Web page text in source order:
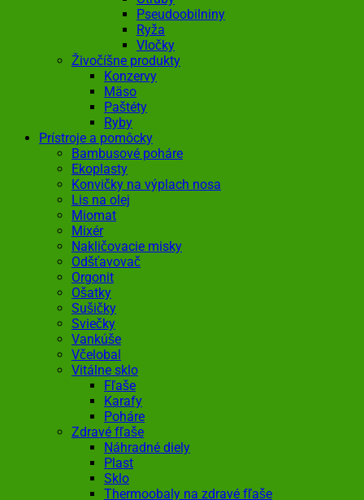
Pseudoobilniny
Ryža
Vločky
Živočíšne produkty
Konzervy
Mäso
Paštéty
Ryby
Prístroje a pomôcky
Bambusové poháre
Ekoplasty
Konvičky na výplach nosa
Lis na olej
Miomat
Mixér
Nakličovacie misky
Odšťavovač
Orgonit
Ošatky
Sušičky
Sviečky
Vankúše
Včelobal
Vitálne sklo
Fľaše
Karafy
Poháre
Zdravé fľaše
Náhradné diely
Plast
Sklo
Thermoobaly na zdravé fľaše